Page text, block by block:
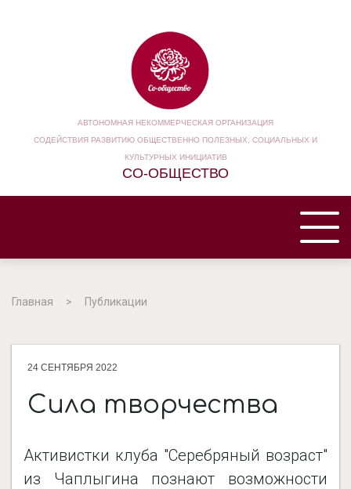
АВТОНОМНАЯ НЕКОММЕРЧЕСКАЯ ОРГАНИЗАЦИЯ
СОДЕЙСТВИЯ РАЗВИТИЮ ОБЩЕСТВЕННО ПОЛЕЗНЫХ, СОЦИАЛЬНЫХ И
КУЛЬТУРНЫХ ИНИЦИАТИВ
СО-ОБЩЕСТВО
НАША ОРГАНИЗАЦИЯ
ДОКУМЕНТЫ
НОВОСТИ
Главная Публикации
24 СЕНТЯБРЯ 2022
​Сила творчества
Активистки клуба "Серебряный возраст"
из Чаплыгина познают возможности